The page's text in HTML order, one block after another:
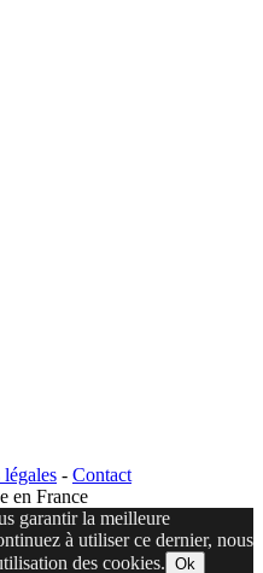
- Contact
en France
garantir la meilleure
à utiliser ce dernier, nous
des cookies. Ok